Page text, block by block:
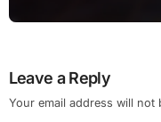
Leave a Reply
Your email address will not